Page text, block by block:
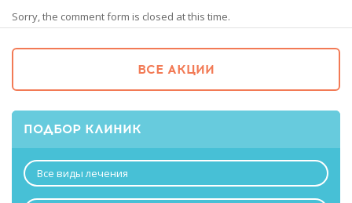
Sorry, the comment form is closed at this time.
ВСЕ АКЦИИ
ПОДБОР КЛИНИК
Все виды лечения